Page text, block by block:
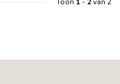
Toon 1- 2van 2